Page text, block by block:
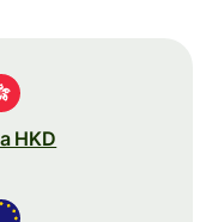
HKD